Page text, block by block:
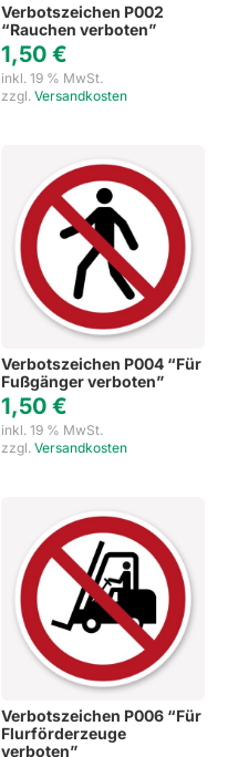
Verbotszeichen P002
“Rauchen verboten”
1,50 €
inkl. 19 % MwSt.
zzgl. Versandkosten
Verbotszeichen P004 “Für
Fußgänger verboten”
1,50 €
inkl. 19 % MwSt.
zzgl. Versandkosten
Verbotszeichen P006 “Für
Flurförderzeuge
verboten”